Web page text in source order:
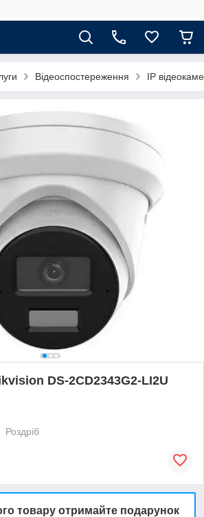
Відеоспостереження IP
DS-2CD2343G2-LI2U
Роздріб
товару отримайте подарунок